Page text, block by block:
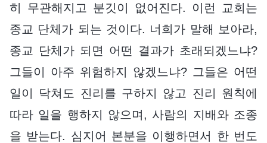
히 무관해지고 분깃이 없어진다. 이런 교회는
종교 단체가 되는 것이다. 너희가 말해 보아라,
종교 단체가 되면 어떤 결과가 초래되겠느냐?
그들이 아주 위험하지 않겠느냐? 그들은 어떤
일이 닥쳐도 진리를 구하지 않고 진리 원칙에
따라 일을 행하지 않으며, 사람의 지배와 조종
을 받는다. 심지어 본분을 이행하면서 한 번도